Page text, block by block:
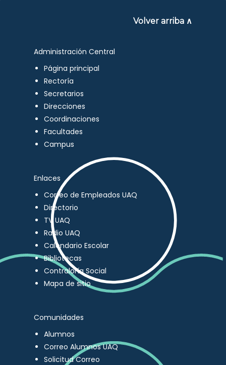
Volver arriba ∧
Administración Central
Página principal
Rectoría
Secretarios
Direcciones
Coordinaciones
Facultades
Campus
Enlaces
Correo de Empleados UAQ
Directorio
TV UAQ
Radio UAQ
Calendario Escolar
Bibliotecas
Contraloría Social
Mapa de sitio
Comunidades
Alumnos
Correo Alumnos UAQ
Solicitud Correo